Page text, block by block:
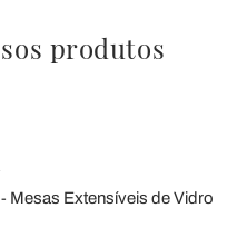
produtos
Mesas Extensíveis de Vidro